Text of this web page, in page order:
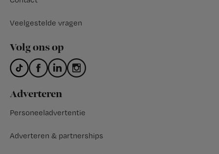
Veelgestelde vragen
Volg ons op
Adverteren
Personeeladvertentie
Adverteren & partnerships